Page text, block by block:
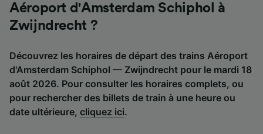
Aéroport d'Amsterdam Schiphol à
Zwijndrecht ?
Découvrez les horaires de départ des trains Aéroport
d'Amsterdam Schiphol — Zwijndrecht pour le mardi 18
août 2026. Pour consulter les horaires complets, ou
pour rechercher des billets de train à une heure ou
date ultérieure, cliquez ici.